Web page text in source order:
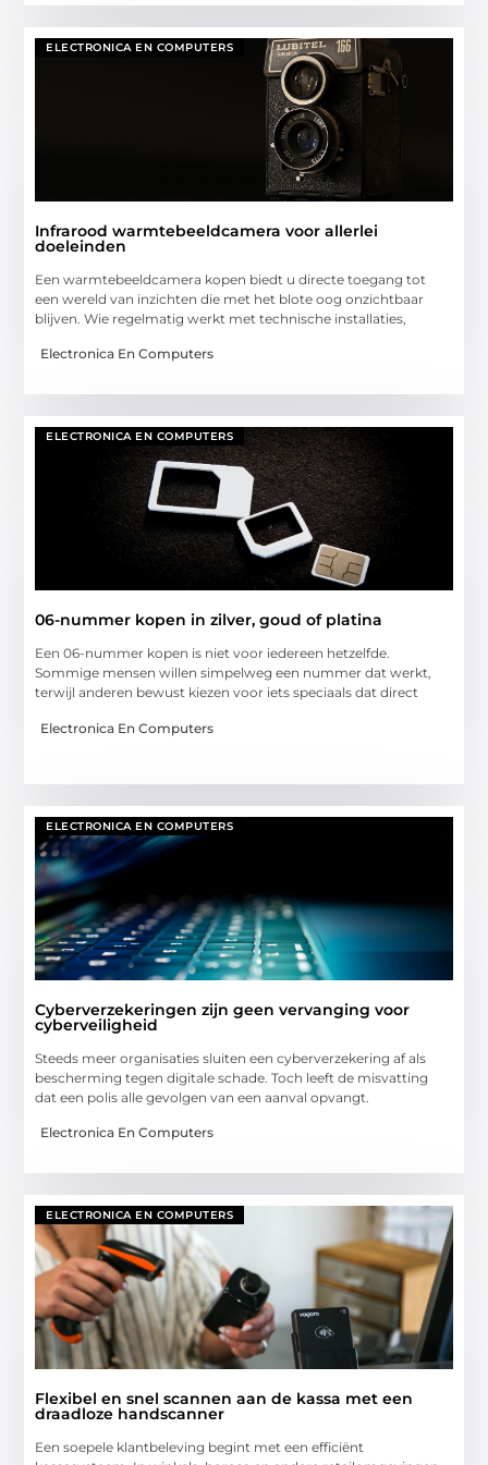
ELECTRONICA EN COMPUTERS
Infrarood warmtebeeldcamera voor allerlei
doeleinden
Een warmtebeeldcamera kopen biedt u directe toegang tot
een wereld van inzichten die met het blote oog onzichtbaar
blijven. Wie regelmatig werkt met technische installaties,
Electronica En Computers
ELECTRONICA EN COMPUTERS
06-nummer kopen in zilver, goud of platina
Een 06-nummer kopen is niet voor iedereen hetzelfde.
Sommige mensen willen simpelweg een nummer dat werkt,
terwijl anderen bewust kiezen voor iets speciaals dat direct
Electronica En Computers
ELECTRONICA EN COMPUTERS
Cyberverzekeringen zijn geen vervanging voor
cyberveiligheid
Steeds meer organisaties sluiten een cyberverzekering af als
bescherming tegen digitale schade. Toch leeft de misvatting
dat een polis alle gevolgen van een aanval opvangt.
Electronica En Computers
ELECTRONICA EN COMPUTERS
Flexibel en snel scannen aan de kassa met een
draadloze handscanner
Een soepele klantbeleving begint met een efficiënt